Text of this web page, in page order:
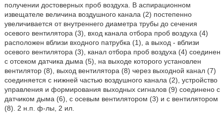
получении достоверных проб воздуха. В аспирационном
извещателе величина воздушного канала (2) постепенно
увеличивается от внутреннего диаметра трубы до сечения
осевого вентилятора (3), вход канала отбора проб воздуха (4)
расположен вблизи входного патрубка (1), а выход - вблизи
осевого вентилятора (3), канал отбора проб воздуха (4) соединен
с отсеком датчика дыма (5), на выходе которого установлен
вентилятор (8), выход вентилятора (8) через выходной канал (7)
соединяется с нижней частью воздушного канала (2), устройство
управления и формирования выходных сигналов (9) соединено с
датчиком дыма (6), с осевым вентилятором (3) и с вентилятором
(8). 2 н.п. ф-лы, 2 ил.